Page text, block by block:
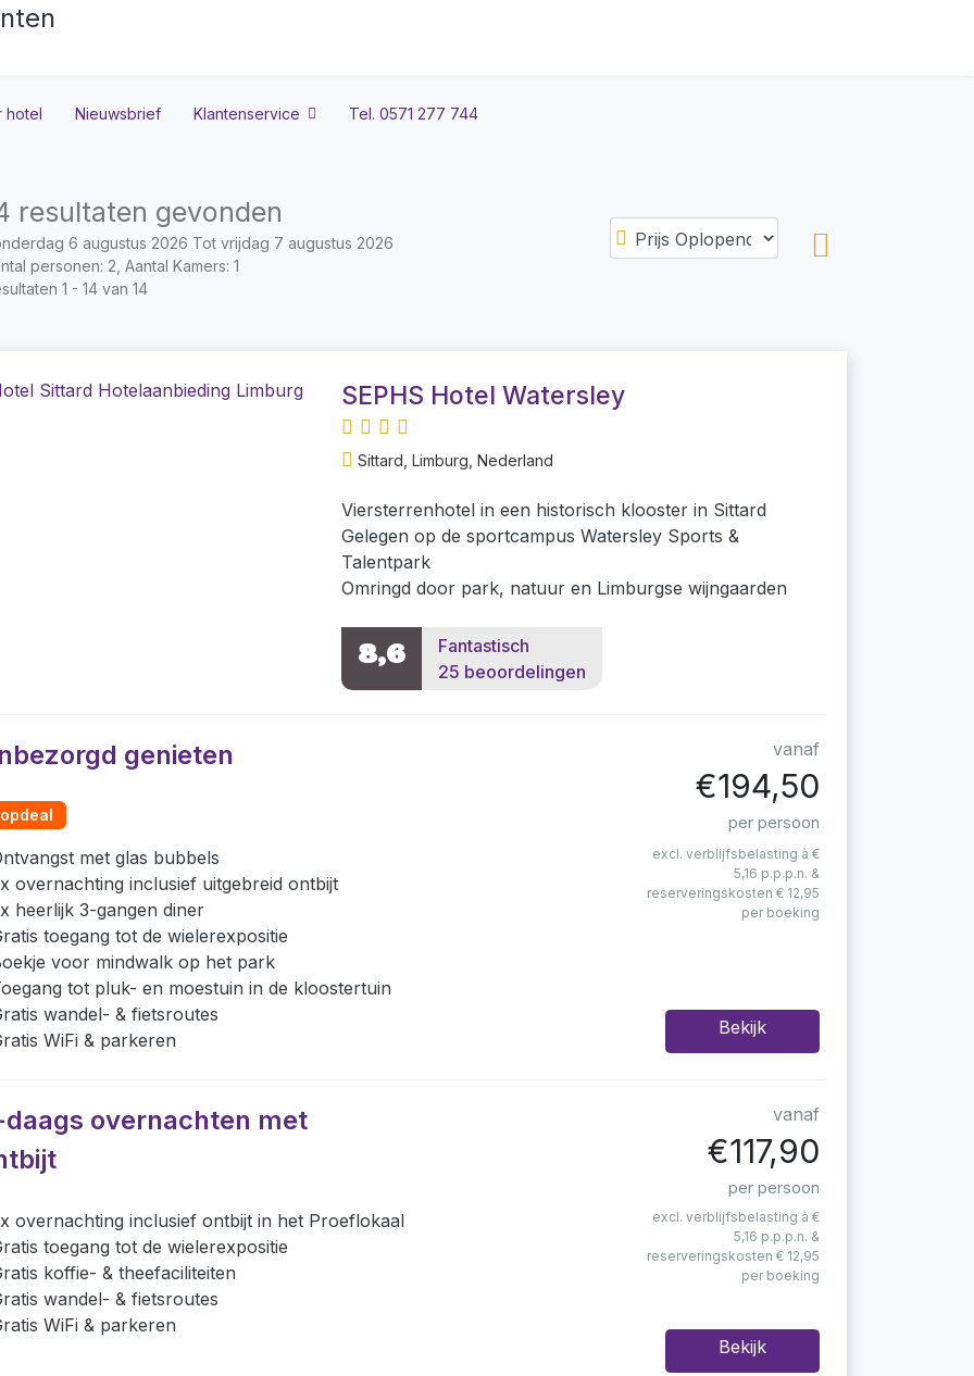
hotel Nieuwsbrief Klantenservice Tel. 0571 277 744
resultaten gevonden
6 augustus 2026 Tot vrijdag 7 augustus 2026
personen: 2, Aantal Kamers: 1
1 - 14 van 14
SEPHS Hotel Watersley
Sittard, Limburg, Nederland
Viersterrenhotel in een historisch klooster in Sittard
Gelegen op de sportcampus Watersley Sports &
Talentpark
Omringd door park, natuur en Limburgse wijngaarden
8,6
Fantastisch
25 beoordelingen
genieten vanaf
€194,50
per persoon
met glas bubbels
overnachting inclusief uitgebreid ontbijt
heerlijk 3-gangen diner
toegang tot de wielerexpositie
voor mindwalk op het park
tot pluk- en moestuin in de kloostertuin
wandel- & fietsroutes
WiFi & parkeren
excl. verblijfsbelasting à €
5,16 p.p.p.n. &
reserveringskosten € 12,95
per boeking
Bekijk
overnachten met
vanaf
€117,90
per persoon
overnachting inclusief ontbijt in het Proeflokaal
toegang tot de wielerexpositie
koffie- & theefaciliteiten
wandel- & fietsroutes
WiFi & parkeren
excl. verblijfsbelasting à €
5,16 p.p.p.n. &
reserveringskosten € 12,95
per boeking
Bekijk